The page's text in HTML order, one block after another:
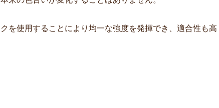
を使用することにより均一な強度を発揮でき、適合性も